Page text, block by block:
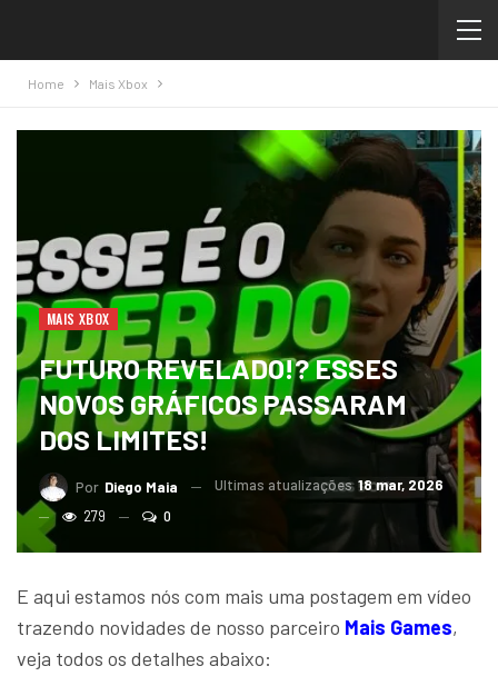
Home Mais Xbox
MAIS XBOX
FUTURO REVELADO!? ESSES
NOVOS GRÁFICOS PASSARAM
DOS LIMITES!
Por Diego Maia Ultimas atualizações18 mar, 2026
279
0
E aqui estamos nós com mais uma postagem em vídeo
trazendo novidades de nosso parceiro Mais Games,
veja todos os detalhes abaixo: